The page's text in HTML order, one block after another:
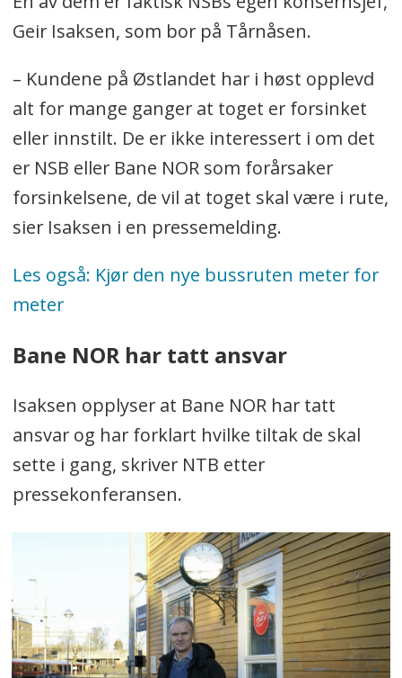
Geir Isaksen, som bor på Tårnåsen.
– Kundene på Østlandet har i høst opplevd
alt for mange ganger at toget er forsinket
eller innstilt. De er ikke interessert i om det
er NSB eller Bane NOR som forårsaker
forsinkelsene, de vil at toget skal være i rute,
sier Isaksen i en pressemelding.
Les også: Kjør den nye bussruten meter for
meter
Bane NOR har tatt ansvar
Isaksen opplyser at Bane NOR har tatt
ansvar og har forklart hvilke tiltak de skal
sette i gang, skriver NTB etter
pressekonferansen.